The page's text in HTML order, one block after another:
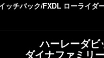
チバック/FXDL ローライダ
ハーレーダビ
ダイナファミリ